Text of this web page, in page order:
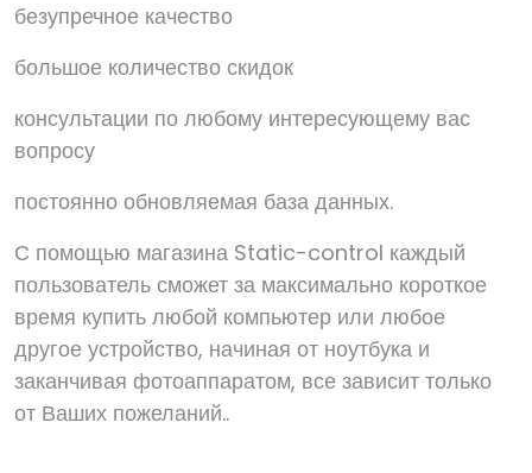
безупречное качество
большое количество скидок
консультации по любому интересующему вас
вопросу
постоянно обновляемая база данных.
С помощью магазина Static-control каждый
пользователь сможет за максимально короткое
время купить любой компьютер или любое
другое устройство, начиная от ноутбука и
заканчивая фотоаппаратом, все зависит только
от Ваших пожеланий..